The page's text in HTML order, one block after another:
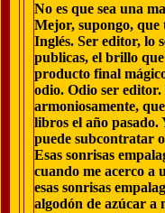
No es que sea una
Mejor, supongo, que
Inglés. Ser editor, lo
publicas, el brillo
producto final
odio. Odio ser editor.
armoniosamente,
libros el año pasado.
puede subcontratar
Esas sonrisas
cuando me acerco a
esas sonrisas
algodón de azúcar a